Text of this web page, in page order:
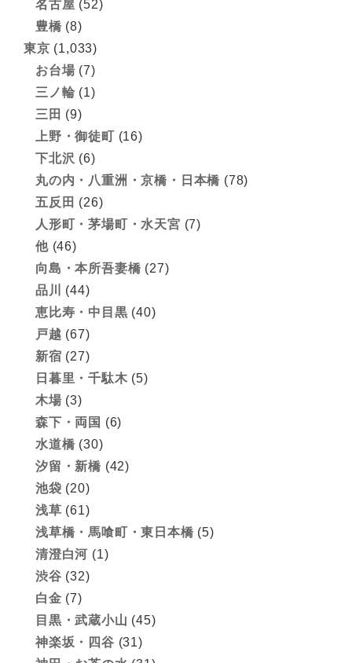
名古屋 (52)
豊橋 (8)
東京 (1,033)
お台場 (7)
三ノ輪 (1)
三田 (9)
上野・御徒町 (16)
下北沢 (6)
丸の内・八重洲・京橋・日本橋 (78)
五反田 (26)
人形町・茅場町・水天宮 (7)
他(46)
向島・本所吾妻橋 (27)
品川
(44)
恵比寿・中目黒 (40)
戸越 (67)
新宿 (27)
日暮里・千駄木 (5)
木場 (3)
森下・両国 (6)
水道橋 (30)
汐留・新橋 (42)
池袋 (20)
浅草 (61)
浅草橋・馬喰町・東日本橋 (5)
清澄白河 (1)
渋谷 (32)
白金 (7)
目黒・武蔵小山 (45)
神楽坂・四谷 (31)